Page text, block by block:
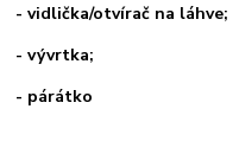
- vidlička/otvírač na láhve;
- vývrtka;
- párátko